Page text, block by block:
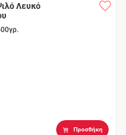
Λευκό
Προσθήκη